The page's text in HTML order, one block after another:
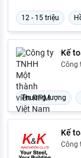
12 - 15 triệu
Kế
Công
Thương lượng
Kế
Công